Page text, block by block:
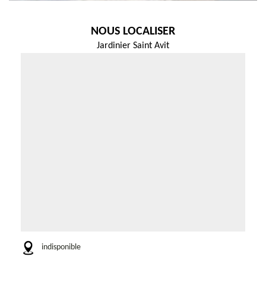
NOUS LOCALISER
Jardinier Saint Avit
indisponible